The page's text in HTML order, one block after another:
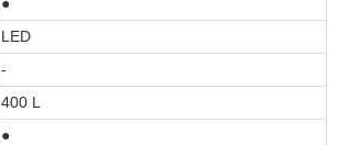
LED
-
400 L
●